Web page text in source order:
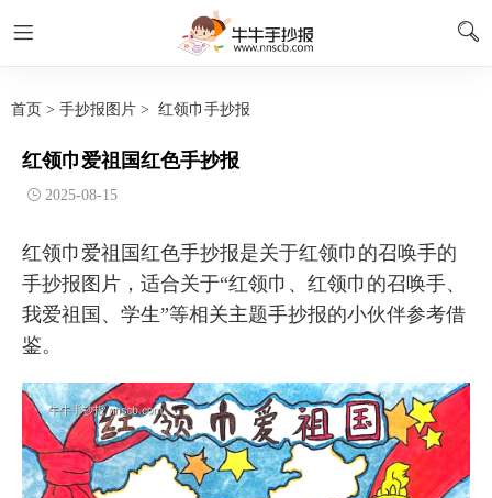
首页 > 手抄报图片 > 红领巾手抄报
红领巾爱祖国红色手抄报
2025-08-15
红领巾爱祖国红色手抄报是关于红领巾的召唤手的
手抄报图片，适合关于“红领巾、红领巾的召唤手、
我爱祖国、学生”等相关主题手抄报的小伙伴参考借
鉴。